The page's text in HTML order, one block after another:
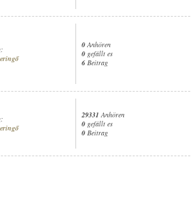
0Anhören
0 gefällt es
6 Beitrag
29331 Anhören
0 gefällt es
0 Beitrag